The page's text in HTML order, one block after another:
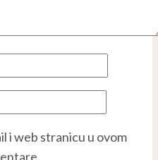
i web stranicu u ovom